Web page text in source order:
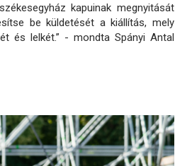
kapuinak megnyitását
be küldetését a kiállítás, mely
és lelkét.” - mondta Spányi Antal